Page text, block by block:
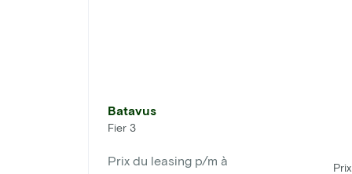
Batavus
Fier 3
Prix du leasing p/m à
Prix